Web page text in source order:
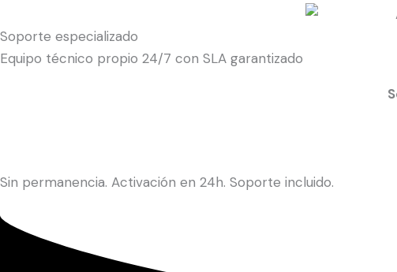
Soporte especializado
Equipo técnico propio 24/7 con SLA garantizado
Sin permanencia. Activación en 24h. Soporte incluido.